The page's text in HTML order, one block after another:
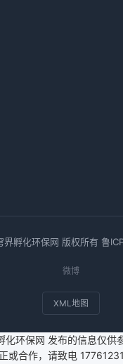
孵化环保网 版权所有 鲁
微博
XML地图
化环保网 发布的信息仅供
或合作，请致电